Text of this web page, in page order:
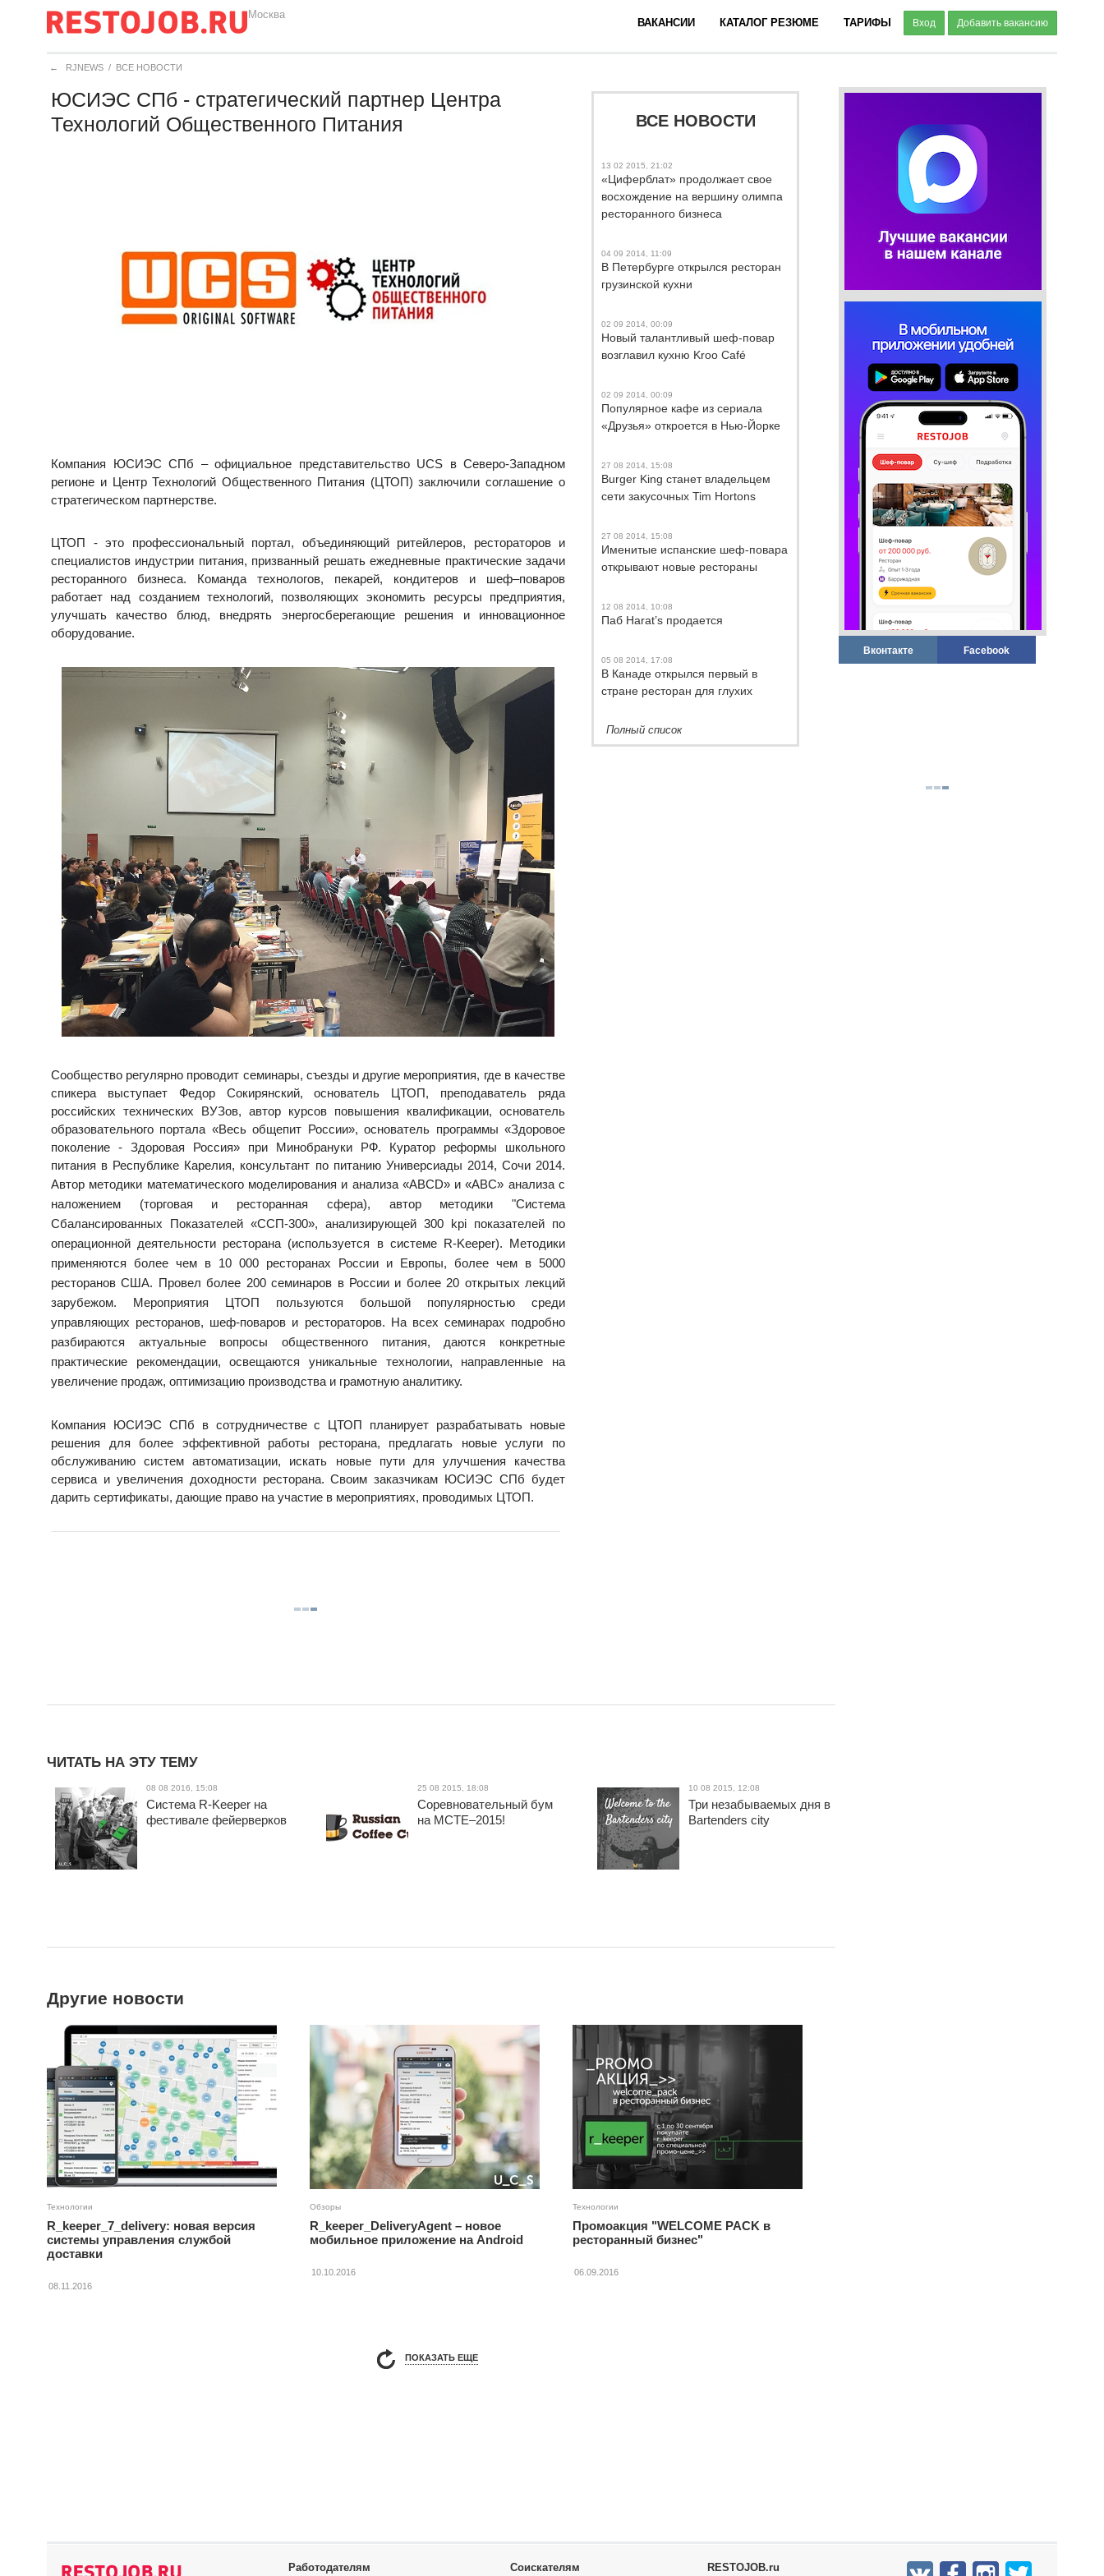
Москва
ВАКАНСИИ КАТАЛОГ РЕЗЮМЕ ТАРИФЫ Вход Добавить вакансию
← RJNEWS / ВСЕ НОВОСТИ
Вконтакте Facebook
ЮСИЭС СПб - стратегический партнер Центра
Технологий Общественного Питания
Компания ЮСИЭС СПб – официальное представительство UCS в Северо-Западном
регионе и Центр Технологий Общественного Питания (ЦТОП) заключили соглашение о
стратегическом партнерстве.
ЦТОП - это профессиональный портал, объединяющий ритейлеров, рестораторов и
специалистов индустрии питания, призванный решать ежедневные практические задачи
ресторанного бизнеса. Команда технологов, пекарей, кондитеров и шеф–поваров
работает над созданием технологий, позволяющих экономить ресурсы предприятия,
улучшать качество блюд, внедрять энергосберегающие решения и инновационное
оборудование.
Сообщество регулярно проводит семинары, съезды и другие мероприятия, где в качестве
спикера выступает Федор Сокирянский, основатель ЦТОП, преподаватель ряда
российских технических ВУЗов, автор курсов повышения квалификации, основатель
образовательного портала «Весь общепит России», основатель программы «Здоровое
поколение - Здоровая Россия» при Минобрануки РФ. Куратор реформы школьного
питания в Республике Карелия, консультант по питанию Универсиады 2014, Сочи 2014.
Автор методики математического моделирования и анализа «АВСD» и «АВС» анализaс
наложением (торговая и ресторанная сфера), автор методики "Система
Сбалансированных Показателей «ССП-300», анализирующей 300 kpi показателей по
операционной деятельности ресторана (используется в системе R-Keeper). Методики
применяются более чем в 10 000 ресторанах России и Европы, более чем в 5000
ресторанов США. Провел более 200 семинаров в России и более 20 открытых лекций
зарубежом. Мероприятия ЦТОП пользуются большой популярностью среди
управляющих ресторанов, шеф-поваров и рестораторов. На всех семинарах подробно
разбираются актуальные вопросы общественного питания, даются конкретные
практические рекомендации, освещаются уникальные технологии, направленные на
увеличение продаж, оптимизацию производства и грамотную аналитику.
Компания ЮСИЭС СПб в сотрудничестве с ЦТОП планирует разрабатывать новые
решения для более эффективной работы ресторана, предлагать новые услуги по
обслуживанию систем автоматизации, искать новые пути для улучшения качества
сервиса и увеличения доходности ресторана. Своим заказчикам ЮСИЭС СПб будет
дарить сертификаты, дающие право на участие в мероприятиях, проводимых ЦТОП.
ВСЕ НОВОСТИ
13 02 2015, 21:02
«Циферблат» продолжает свое
восхождение на вершину олимпа
ресторанного бизнеса
04 09 2014, 11:09
В Петербурге открылся ресторан
грузинской кухни
02 09 2014, 00:09
Новый талантливый шеф-повар
возглавил кухню Kroo Café
02 09 2014, 00:09
Популярное кафе из сериала
«Друзья» откроется в Нью-Йорке
27 08 2014, 15:08
Burger King станет владельцем
сети закусочных Tim Hortons
27 08 2014, 15:08
Именитые испанские шеф-повара
открывают новые рестораны
12 08 2014, 10:08
Паб Harat’s продается
05 08 2014, 17:08
В Канаде открылся первый в
стране ресторан для глухих
Полный список
ЧИТАТЬ НА ЭТУ ТЕМУ
08 08 2016, 15:08
Система R-Keeper на
фестивале фейерверков
25 08 2015, 18:08
Соревновательный бум
на МСТЕ–2015!
10 08 2015, 12:08
Три незабываемых дня в
Bartenders city
Другие новости
Технологии
R_keeper_7_delivery: новая версия
системы управления службой
доставки
08.11.2016
Обзоры
R_keeper_DeliveryAgent – новое
мобильное приложение на Android
10.10.2016
Технологии
Промоакция "WELCOME PACK в
ресторанный бизнес"
06.09.2016
ПОКАЗАТЬ ЕЩЕ
Работодателям Соискателям RESTOJOB.ru